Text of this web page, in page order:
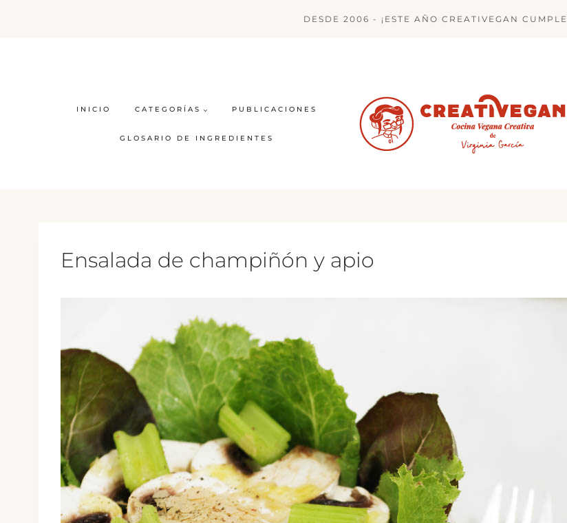
DESDE 2006 - ¡ESTE AÑO CREATIVEGAN CUMPLE
INICIO CATEGORÍAS PUBLICACIONES
GLOSARIO DE INGREDIENTES
Ensalada de champiñón y apio